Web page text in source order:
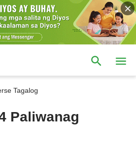
Tagalog
Paliwanag